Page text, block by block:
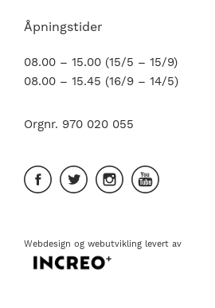
Åpningstider
08.00 – 15.00 (15/5 – 15/9)
08.00 – 15.45 (16/9 – 14/5)
Orgnr. 970 020 055
Webdesign og webutvikling levert av